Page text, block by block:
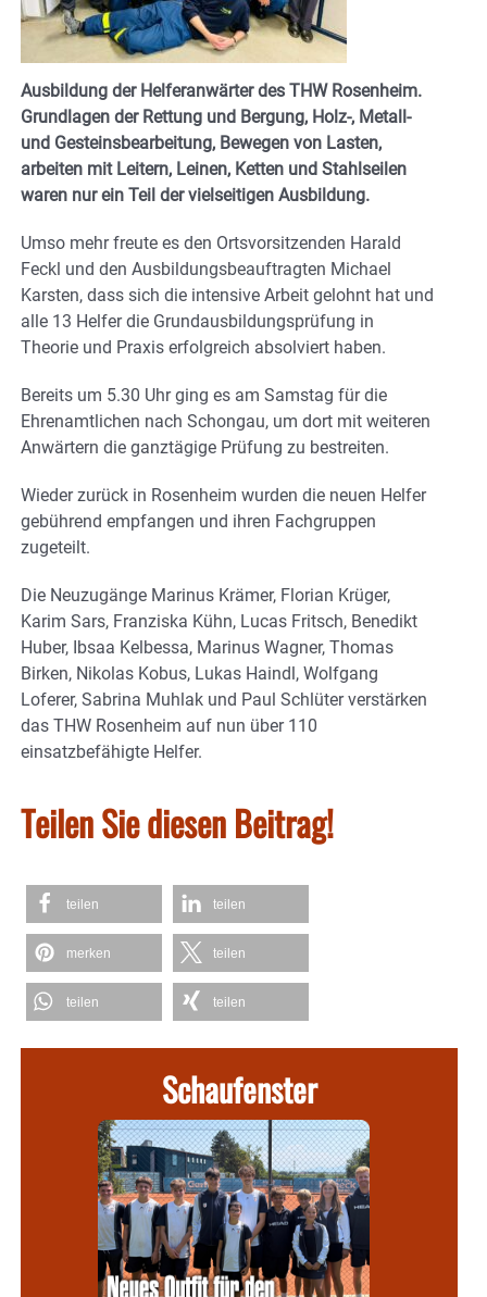
Ausbildung der Helferanwärter des THW Rosenheim.
Grundlagen der Rettung und Bergung, Holz-, Metall-
und Gesteinsbearbeitung, Bewegen von Lasten,
arbeiten mit Leitern, Leinen, Ketten und Stahlseilen
waren nur ein Teil der vielseitigen Ausbildung.
Umso mehr freute es den Ortsvorsitzenden Harald
Feckl und den Ausbildungsbeauftragten Michael
Karsten, dass sich die intensive Arbeit gelohnt hat und
alle 13 Helfer die Grundausbildungsprüfung in
Theorie und Praxis erfolgreich absolviert haben.
Bereits um 5.30 Uhr ging es am Samstag für die
Ehrenamtlichen nach Schongau, um dort mit weiteren
Anwärtern die ganztägige Prüfung zu bestreiten.
Wieder zurück in Rosenheim wurden die neuen Helfer
gebührend empfangen und ihren Fachgruppen
zugeteilt.
Die Neuzugänge Marinus Krämer, Florian Krüger,
Karim Sars, Franziska Kühn, Lucas Fritsch, Benedikt
Huber, Ibsaa Kelbessa, Marinus Wagner, Thomas
Birken, Nikolas Kobus, Lukas Haindl, Wolfgang
Loferer, Sabrina Muhlak und Paul Schlüter verstärken
das THW Rosenheim auf nun über 110
einsatzbefähigte Helfer.
Teilen Sie diesen Beitrag!
teilen teilen
merken teilen
teilen teilen
Schaufenster